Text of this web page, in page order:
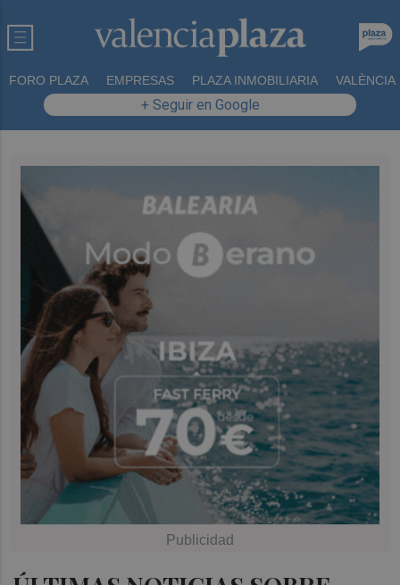
FORO PLAZA EMPRESAS PLAZA INMOBILIARIA VALÈNCIA
+ Seguir en Google